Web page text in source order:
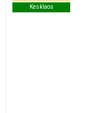
Kesklaos
Kesklaos